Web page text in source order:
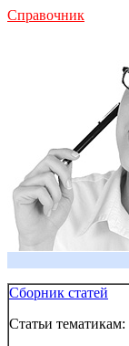
Справочник
Сборник статей
Статьи тематикам: